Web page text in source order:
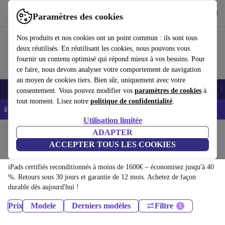
Paramètres des cookies
Nos produits et nos cookies ont un point commun : ils sont tous
deux réutilisés. En réutilisant les cookies, nous pouvons vous
fournir un contenu optimisé qui répond mieux à vos besoins. Pour
ce faire, nous devons analyser votre comportement de navigation
au moyen de cookies tiers. Bien sûr, uniquement avec votre
consentement. Vous pouvez modifier vos paramètres de cookies à
tout moment. Lisez notre politique de confidentialité.
Utilisation limitée
ADAPTER
ACCEPTER TOUS LES COOKIES
Utilisez refurbed rapidement et facilement
Smartphones Laptops Tablettes Montres connectées Accessoires
📱 -5% EXTRA sur les iPhones – Code : IPHONEDEAL -
iPads:
iPads certifiés reconditionnés à moins de 1600€ – économisez jusqu'à 40
%. Retours sous 30 jours et garantie de 12 mois. Achetez de façon
durable dès aujourd'hui !
Prix Modele Derniers modèles Filtre